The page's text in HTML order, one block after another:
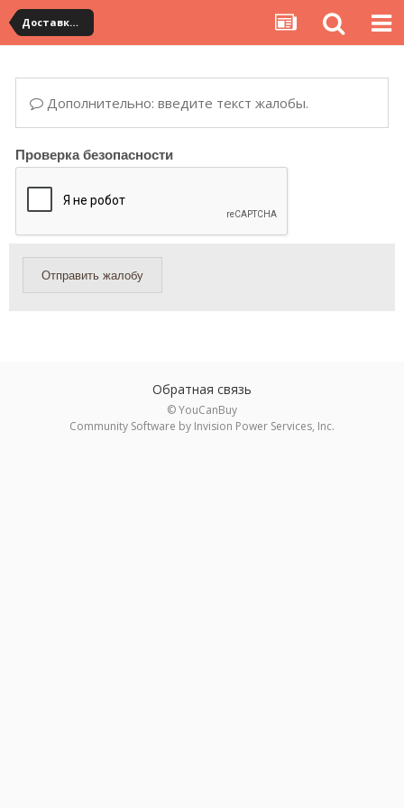
Доставка товара по Китаю
Дополнительно: введите текст жалобы.
Проверка безопасности
Отправить жалобу
Обратная связь
© YouCanBuy
Community Software by Invision Power Services, Inc.